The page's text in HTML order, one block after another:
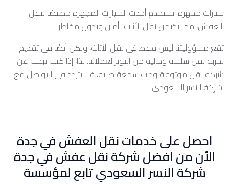
سيارات مجهزة: نستخدم أحدث السيارات المجهزة خصيصًا لنقل
العفش، مما يضمن نقل الأثاث بأمان وبدون مخاطر.
تقع مسؤوليتنا ليس فقط في نقل الأثاث، ولكن أيضًا في تقديم
تجربة نقل سلسة وخالية من التوتر لعملائنا. لذا، إذا كنت تبحث عن
شركة نقل موثوقة وذات سمعة طيبة، فلا تتردد في التواصل مع
شركة النسر السعودي.
احصل على خدمات نقل العفش في جدة
الأن من افضل شركة نقل عفش في جدة
شركة النسر السعودي تابع لمؤسسة